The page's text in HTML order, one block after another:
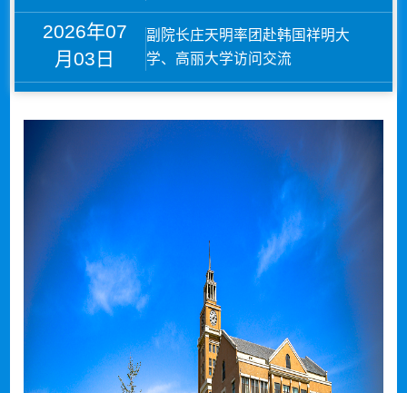
工程系专业群建设纪实
2026年07
月03日
副院长庄天明率团赴韩国祥明大
学、高丽大学访问交流